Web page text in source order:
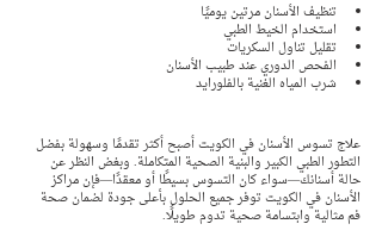
تنظيف الأسنان مرتين يوميًا
استخدام الخيط الطبي
تقليل تناول السكريات
الفحص الدوري عند طبيب الأسنان
شرب المياه الغنية بالفلورايد
علاج تسوس الأسنان في الكويت أصبح أكثر تقدمًا وسهولة بفضل
التطور الطبي الكبير والبنية الصحية المتكاملة. وبغض النظر عن
حالة أسنانك—سواء كان التسوس بسيطًا أو معقدًا—فإن مراكز
الأسنان في الكويت توفر جميع الحلول بأعلى جودة لضمان صحة
فم مثالية وابتسامة صحية تدوم طويلًا.